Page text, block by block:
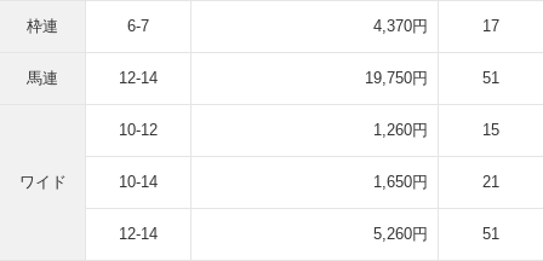
枠連 6-7 4,370円 17
馬連 12-14 19,750円 51
ワイド
10-12 1,260円 15
10-14 1,650円 21
12-14 5,260円 51